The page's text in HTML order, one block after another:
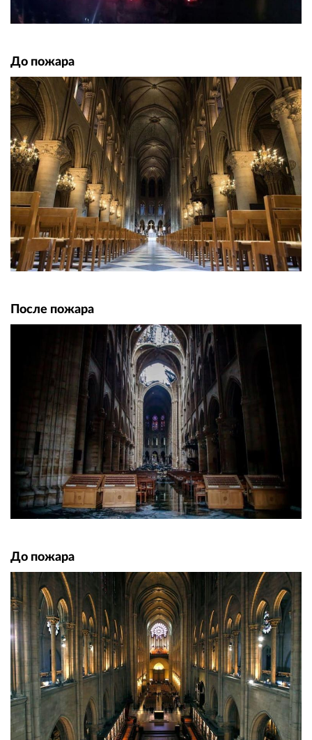
До пожара
После пожара
До пожара